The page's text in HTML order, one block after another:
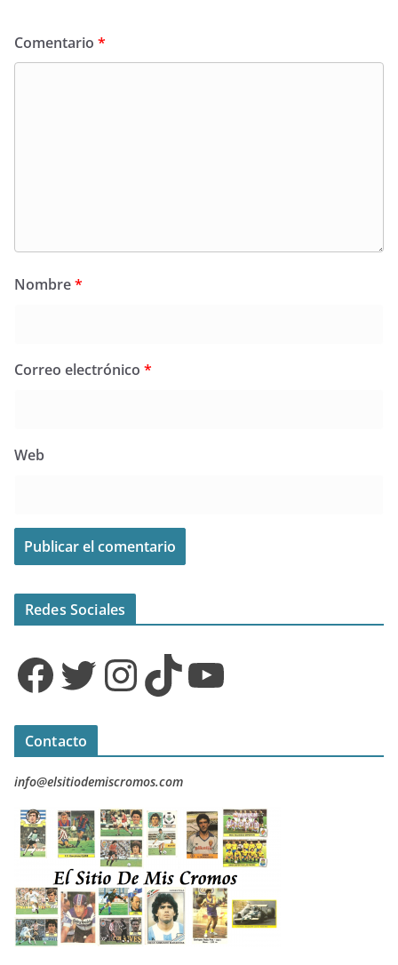
Comentario *
Nombre*
Correo electrónico *
Web
Redes Sociales
Facebook Twitter InstagramTikTok YouTube
Contacto
info@elsitiodemiscromos.com